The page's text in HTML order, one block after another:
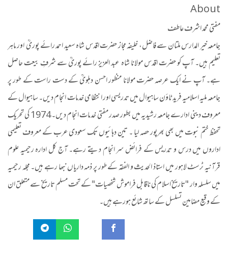
About
مفتی محمد اشرف عاطف
جامعہ خیر المدارس ملتان سے فاضل، خلیفہ مجاز حضرت اقدس شاہ سعید احمد رائے پوریؒ اور ماہر
تعلیم ہیں۔ آپ کو حضرت اقدس مولانا شاہ عبد العزیز رائے پوریؒ سے شرفِ بیعت حاصل
ہے۔ آپ نے ایک عرصہ حضرت مولانا منظور احسن دہلویؒ کے دست راست کے طور پر
جامعہ ملیہ اسلامیہ فرید ٹاؤن ساہیوال میں تدریسی اور انتظامی خدمات انجام دیں۔ ساہیوال کے
معروف دینی ادارے جامعہ رشیدیہ میں بطور صدر مفتی خدمات انجام دیں۔ 1974 کی تحریک
تحفظ ختم نبوت میں بھی بھرپور حصہ لیا ۔ تین دہائیوں تک سعودی عرب کے معروف تعلیمی
اداروں میں درس و تدریس کے فرائض سر انجام دیتے رہے۔ آج کل ادارہ رحیمیہ علوم
قرآنیہ ٹرسٹ لاہور میں استاذ الحدیث و الفقہ کے طور پر ذمہ داریاں نبھا رہے ہیں۔ مجلہ رحیمیہ
میں سلسلہ وار "تاریخ اسلام کی ناقابل فراموش شخصیات" کے تحت مسلم تاریخ سے متعلق ان
کے وقیع مضامین تسلسل کے ساتھ شائع ہورہے ہیں۔